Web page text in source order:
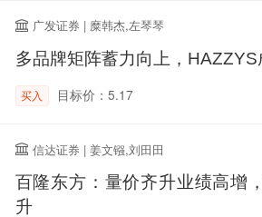
广发证券 | 糜韩杰,左琴琴
多品牌矩阵蓄力向上，HAZZYS
买入 目标价：5.17
信达证券 | 姜文镪,刘田田
百隆东方：量价齐升业绩高增
升